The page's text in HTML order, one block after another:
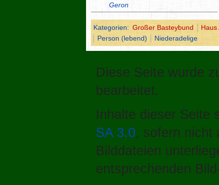
Geron
Kategorien: Großer Basteybund
Haus
Person (lebend)
Niederadelige
Diese Seite wurde
bearbeitet.
Inhalte dieser Seite
SA 3.0, sofern nicht
Bilddateien
entsprechenden